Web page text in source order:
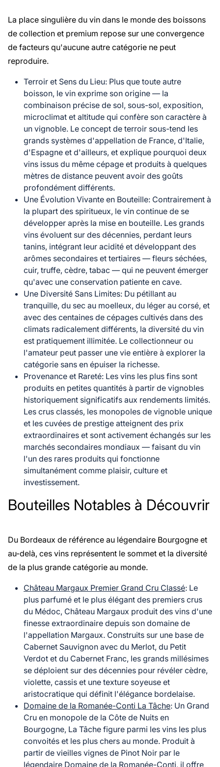
La place singulière du vin dans le monde des boissons
de collection et premium repose sur une convergence
de facteurs qu'aucune autre catégorie ne peut
reproduire.
Terroir et Sens du Lieu: Plus que toute autre
boisson, le vin exprime son origine — la
combinaison précise de sol, sous-sol, exposition,
microclimat et altitude qui confère son caractère à
un vignoble. Le concept de terroir sous-tend les
grands systèmes d'appellation de France, d'Italie,
d'Espagne et d'ailleurs, et explique pourquoi deux
vins issus du même cépage et produits à quelques
mètres de distance peuvent avoir des goûts
profondément différents.
Une Évolution Vivante en Bouteille: Contrairement à
la plupart des spiritueux, le vin continue de se
développer après la mise en bouteille. Les grands
vins évoluent sur des décennies, perdant leurs
tanins, intégrant leur acidité et développant des
arômes secondaires et tertiaires — fleurs séchées,
cuir, truffe, cèdre, tabac — qui ne peuvent émerger
qu'avec une conservation patiente en cave.
Une Diversité Sans Limites: Du pétillant au
tranquille, du sec au moelleux, du léger au corsé, et
avec des centaines de cépages cultivés dans des
climats radicalement différents, la diversité du vin
est pratiquement illimitée. Le collectionneur ou
l'amateur peut passer une vie entière à explorer la
catégorie sans en épuiser la richesse.
Provenance et Rareté: Les vins les plus fins sont
produits en petites quantités à partir de vignobles
historiquement significatifs aux rendements limités.
Les crus classés, les monopoles de vignoble unique
et les cuvées de prestige atteignent des prix
extraordinaires et sont activement échangés sur les
marchés secondaires mondiaux — faisant du vin
l'un des rares produits qui fonctionne
simultanément comme plaisir, culture et
investissement.
Bouteilles Notables à Découvrir
Du Bordeaux de référence au légendaire Bourgogne et
au-delà, ces vins représentent le sommet et la diversité
de la plus grande catégorie au monde.
Château Margaux Premier Grand Cru Classé: Le
plus parfumé et le plus élégant des premiers crus
du Médoc, Château Margaux produit des vins d'une
finesse extraordinaire depuis son domaine de
l'appellation Margaux. Construits sur une base de
Cabernet Sauvignon avec du Merlot, du Petit
Verdot et du Cabernet Franc, les grands millésimes
se déploient sur des décennies pour révéler cèdre,
violette, cassis et une texture soyeuse et
aristocratique qui définit l'élégance bordelaise.
Domaine de la Romanée-Conti La Tâche: Un Grand
Cru en monopole de la Côte de Nuits en
Bourgogne, La Tâche figure parmi les vins les plus
convoités et les plus chers au monde. Produit à
partir de vieilles vignes de Pinot Noir par le
légendaire Domaine de la Romanée-Conti, il offre